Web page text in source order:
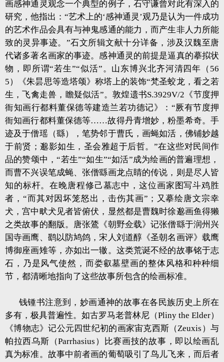
画感神通灵观念一个典型的例子，石守谦曾对此有深入的
研究，他指出：“艺术上的‘感神通灵’观乃是认为一件成功
的艺术作品会具有与神鬼感通的能力，而产生非人力所能
致的灵异事迹。”石文所辑文献十分详备，涉及汉魏至唐
代诸多著名画家的事迹。感神通灵的前提是逼真的摹拟状
物，即所谓“若生”“似活”。山东博兴北齐河清四年（56
5）《朱昙思等造塔颂》称塔上的装饰“梵圣蛟龙，看之若
生，飞禽走兽，瞻疑似活”。敦煌遗书S.3929V/2《节度押
衙知画行都料董保德等建造兰若功德记》：“厥有节度押
衙知画行都料董保德等……故得丹青增妙，粉墨希奇。手
迹及于僧瑶（繇），笔势邻于曹氏，画蝇如活，佛铺妙越
于前贤；邈影如生，圣会雅超于后哲。”在这些对民间作
品的赞颂中，“若生”“如生”“如活”成为绘画的普遍理想，
而曹不兴误笔成蝇、张僧繇画龙点睛的传说，则是尽人皆
知的标杆。在晚唐程修己墓志中，这位画家图写斗鸡胜
者，“而其对因坏笼怒出，击伤其画”；又摹绘唐文宗幸
犬，宫中畎犬见者皆俯伏，显然都是曹魏时徐邈画鱼得獭
之类故事的翻版。唐张鷟《朝野佥载》记张僧繇于润州兴
国寺画鹰、鹞以防鸠鸽，宋人刘道醇《圣朝名画评》载鹰
博御座画雉等，亦如出一辙。这类荒诞不经的故事铭于志
石，乃是风气使然，而娄叡墓壁画的整体风格和种种细
节，都清晰地指向了这些故事所包含的绘画标准。
钱锺书注意到，妙画通神的故事在各民族历史上所在
多有，极具普遍性。如古罗马老普林尼（Pliny the Elder）
《博物志》记公元四世纪初的画家宙克西斯（Zeuxis）与
帕拉西乌斯（Parrhasius）比赛画技的故事，即以绘画乱
真为标准。故事中前者画的葡萄吸引了鸟儿飞来，而后者